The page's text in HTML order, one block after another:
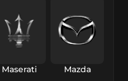
Maserati Mazda